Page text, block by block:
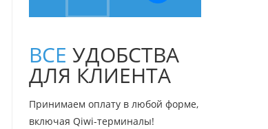
ВСЕ УДОБСТВА
ДЛЯ КЛИЕНТА
Принимаем оплату в любой форме,
включая Qiwi-терминалы!